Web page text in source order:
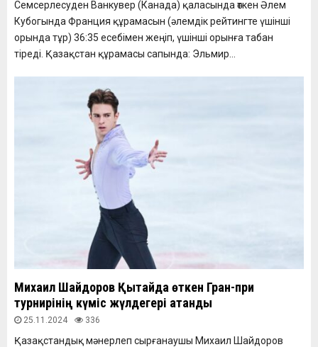
Семсерлесуден Ванкувер (Канада) қаласында өткен Әлем
Кубогында Франция құрамасын (әлемдік рейтингте үшінші
орында тұр) 36:35 есебімен жеңіп, үшінші орынға табан
тіреді. Қазақстан құрамасы сапында: Эльмир...
Михаил Шайдоров Қытайда өткен Гран-при
турнирінің күміс жүлдегері атанды
25.11.2024 336
Қазақстандық мәнерлеп сырғанаушы Михаил Шайдоров